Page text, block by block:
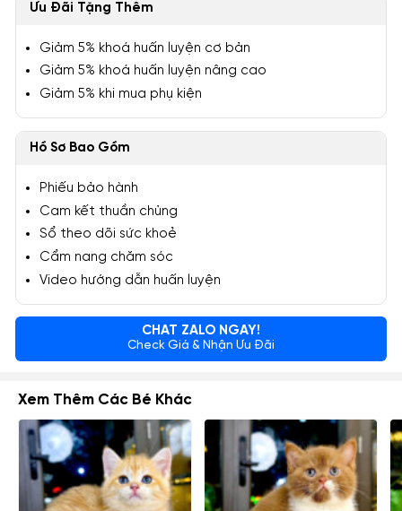
Ưu Đãi Tặng Thêm
Giảm 5% khoá huấn luyện cơ bản
Giảm 5% khoá huấn luyện nâng cao
Giảm 5% khi mua phụ kiện
Hồ Sơ Bao Gồm
Phiếu bảo hành
Cam kết thuần chủng
Sổ theo dõi sức khoẻ
Cẩm nang chăm sóc
Video hướng dẫn huấn luyện
CHAT ZALO NGAY!
Check Giá & Nhận Ưu Đãi
Xem Thêm Các Bé Khác